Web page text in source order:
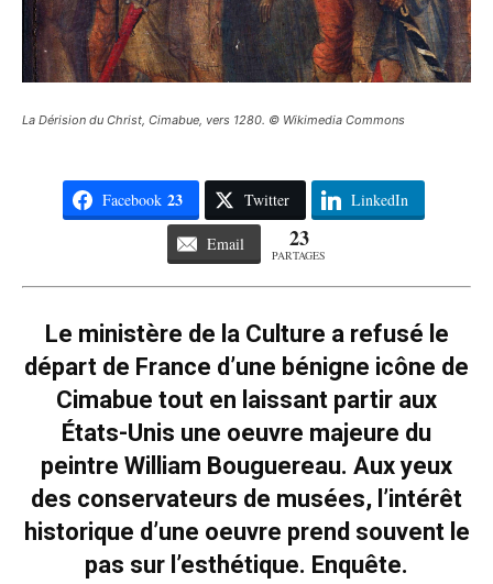
La Dérision du Christ, Cimabue, vers 1280. © Wikimedia Commons
Facebook 23 Twitter LinkedIn
Email 23
PARTAGES
Le ministère de la Culture a refusé le
départ de France d’une bénigne icône de
Cimabue tout en laissant partir aux
États-Unis une oeuvre majeure du
peintre William Bouguereau. Aux yeux
des conservateurs de musées, l’intérêt
historique d’une oeuvre prend souvent le
pas sur l’esthétique. Enquête.